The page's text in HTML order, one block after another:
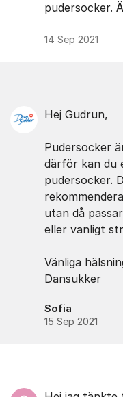
pudersocker.
14 Sep 2021
Hej Gudrun,
Pudersocker
därför kan du
pudersocker.
utan då
eller vanligt
Vänliga
Dansukker
Sofia
15 Sep 2021